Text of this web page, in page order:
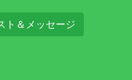
ト＆メッセージ